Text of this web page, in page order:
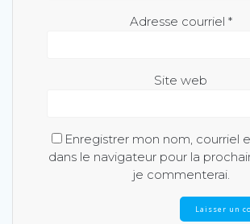
Adresse courriel *
Site web
Enregistrer mon nom, courriel
dans le navigateur pour la
je commenterai.